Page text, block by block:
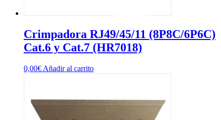
Crimpadora RJ49/45/11 (8P8C/6P6C)
Cat.6 y Cat.7 (HR7018)
0,00€ Añadir al carrito